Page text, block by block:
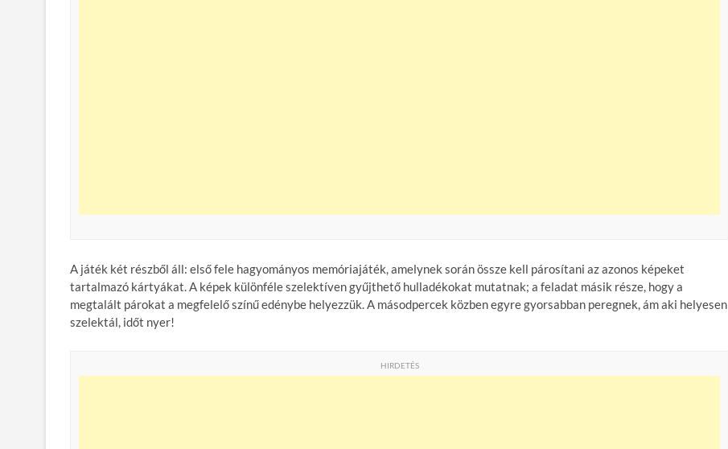
A játék két részből áll: első fele hagyományos memóriajáték, amelynek során össze kell párosítani az azonos képeket
tartalmazó kártyákat. A képek különféle szelektíven gyűjthető hulladékokat mutatnak; a feladat másik része, hogy a
megtalált párokat a megfelelő színű edénybe helyezzük. A másodpercek közben egyre gyorsabban peregnek, ám aki helyesen
szelektál, időt nyer!
HIRDETÉS